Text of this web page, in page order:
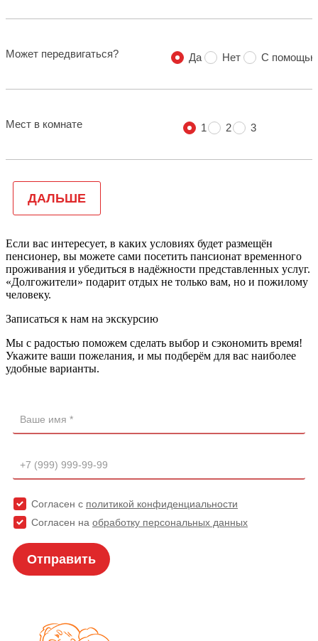
Если вас интересует, в каких условиях будет размещён
пенсионер, вы можете сами посетить пансионат временного
проживания и убедиться в надёжности представленных услуг.
«Долгожители» подарит отдых не только вам, но и пожилому
человеку.
Записаться к нам на экскурсию
Мы с радостью поможем сделать выбор и сэкономить время!
Укажите ваши пожелания, и мы подберём для вас наиболее
удобные варианты.